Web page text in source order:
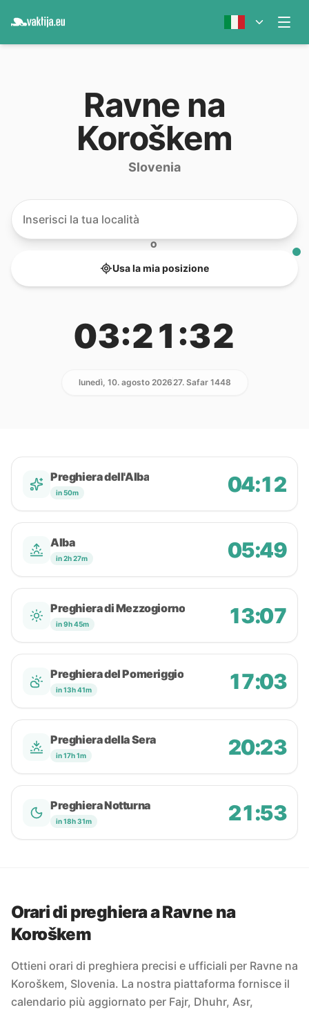
Ravne na
Koroškem
Slovenia
O
Usa la mia posizione
03:21:32
lunedì, 10. agosto 202627. Safar 1448
Preghiera dell'Alba
in 50m 04:12
Alba
in 2h 27m 05:49
Preghiera di Mezzogiorno
in 9h 45m 13:07
Preghiera del Pomeriggio
in 13h 41m 17:03
Preghiera della Sera
in 17h 1m 20:23
Preghiera Notturna
in 18h 31m 21:53
Orari di preghiera a Ravne na
Koroškem
Ottieni orari di preghiera precisi e ufficiali per Ravne na
Koroškem, Slovenia. La nostra piattaforma fornisce il
calendario più aggiornato per Fajr, Dhuhr, Asr,